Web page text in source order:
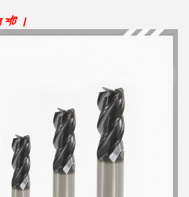
শট ।